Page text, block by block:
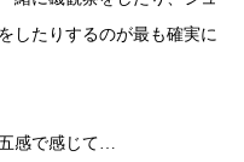
したりするのが最も確実に
感で感じて…